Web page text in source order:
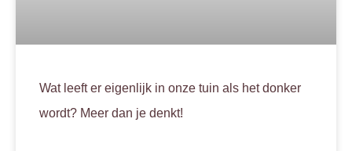
Wat leeft er eigenlijk in onze tuin als het donker
wordt? Meer dan je denkt!